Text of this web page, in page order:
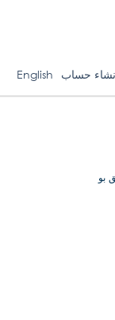
حساب English
بو